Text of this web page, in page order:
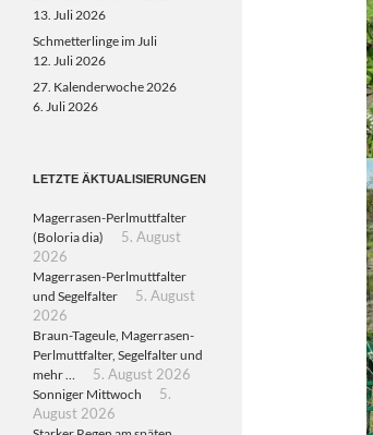
13. Juli 2026
Schmetterlinge im Juli
12. Juli 2026
27. Kalenderwoche 2026
6. Juli 2026
LETZTE ÄKTUALISIERUNGEN
Magerrasen-Perlmuttfalter
(Boloria dia)
5. August
2026
Magerrasen-Perlmuttfalter
und Segelfalter
5. August
2026
Braun-Tageule, Magerrasen-
Perlmuttfalter, Segelfalter und
mehr …
5. August 2026
Sonniger Mittwoch
5.
August 2026